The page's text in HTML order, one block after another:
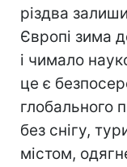
різдва
Європі зима
і чимало
це є
глобального
без снігу,
містом,